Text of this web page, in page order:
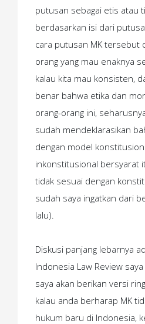
putusan sebagai etis atau
berdasarkan isi dari
cara putusan MK tersebut
orang yang mau enaknya
kalau kita mau konsisten,
benar bahwa etika dan
orang-orang ini,
sudah mendeklarasikan
dengan model
inkonstitusional bersyarat
tidak sesuai dengan
sudah saya ingatkan dari
lalu).
Diskusi panjang lebarnya
Indonesia Law Review
saya akan berikan versi
kalau anda berharap MK
hukum baru di Indonesia,